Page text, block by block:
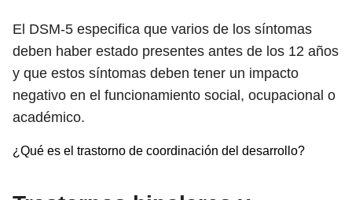
El DSM-5 especifica que varios de los síntomas
deben haber estado presentes antes de los 12 años
y que estos síntomas deben tener un impacto
negativo en el funcionamiento social, ocupacional o
académico.
¿Qué es el trastorno de coordinación del desarrollo?